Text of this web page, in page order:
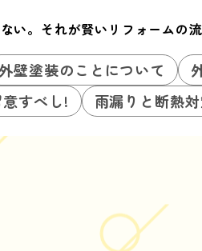
い。それが賢いリフォームの流
外壁塗装のことについて
すべし!
雨漏りと断熱